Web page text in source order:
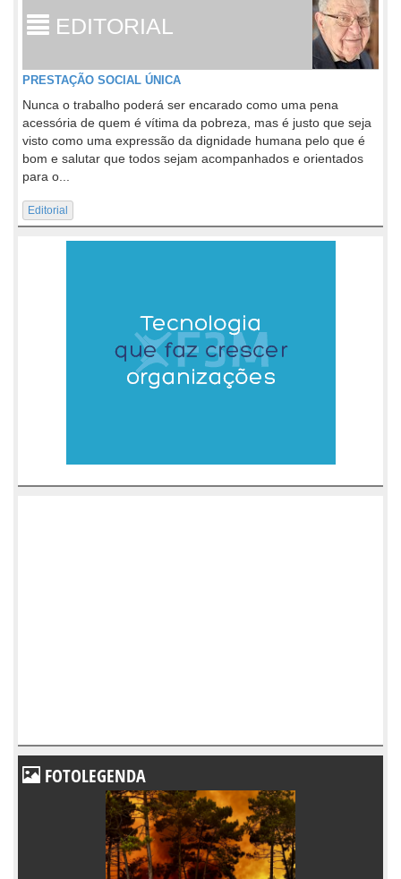
EDITORIAL
PRESTAÇÃO SOCIAL ÚNICA
Nunca o trabalho poderá ser encarado como uma pena
acessória de quem é vítima da pobreza, mas é justo que seja
visto como uma expressão da dignidade humana pelo que é
bom e salutar que todos sejam acompanhados e orientados
para o...
Editorial
FOTOLEGENDA